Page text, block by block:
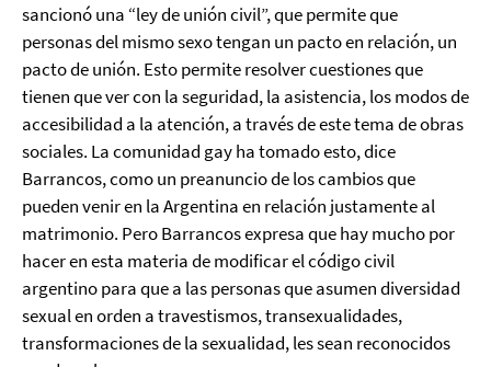
sancionó una “ley de unión civil”, que permite que
personas del mismo sexo tengan un pacto en relación, un
pacto de unión. Esto permite resolver cuestiones que
tienen que ver con la seguridad, la asistencia, los modos de
accesibilidad a la atención, a través de este tema de obras
sociales. La comunidad gay ha tomado esto, dice
Barrancos, como un preanuncio de los cambios que
pueden venir en la Argentina en relación justamente al
matrimonio. Pero Barrancos expresa que hay mucho por
hacer en esta materia de modificar el código civil
argentino para que a las personas que asumen diversidad
sexual en orden a travestismos, transexualidades,
transformaciones de la sexualidad, les sean reconocidos